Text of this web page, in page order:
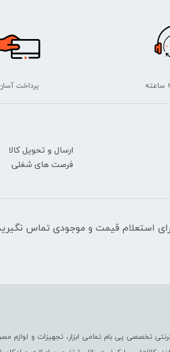
پرداخت
ارسال و تحویل کالا
فرصت های شغلی
تخصصی پی بام تمامی ابزار، تجهیزات و لوازم